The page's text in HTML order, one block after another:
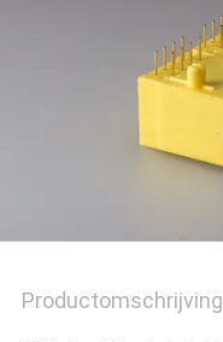
Productomschrijving